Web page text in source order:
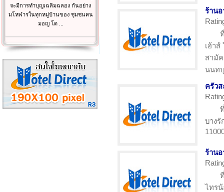
จะมีการทำบุญเฉลิมฉลอง กันอย่าง
มโหฬารในทุกหมู่บ้านของ ชุมชนคน
มอญ โด ...
ร้านอ
เฮ้า
สามั
นนท
ครัว
บางรั
ร้าน
ไทร